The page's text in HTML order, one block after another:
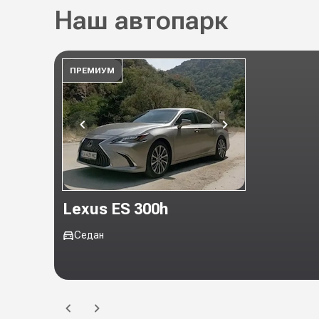
Наш автопарк
ПРЕМИУМ
Lexus ES 300h
Седан